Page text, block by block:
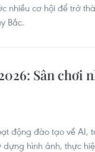
nhiều cơ hội để trở
Bắc.
Sân chơi
động đào tạo về AI,
hình ảnh, thực